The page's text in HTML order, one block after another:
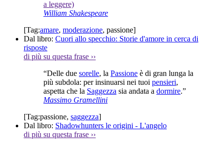
a leggere)
William Shakespeare
[Tag:amare, moderazione, passione]
Dal libro: Cuori allo specchio: Storie d'amore in cerca di
risposte
di più su questa frase ››
“Delle due sorelle, la Passione è di gran lunga la
più subdola: per insinuarsi nei tuoi pensieri,
aspetta che la Saggezza sia andata a dormire.”
Massimo Gramellini
[Tag:passione, saggezza]
Dal libro: Shadowhunters le origini - L'angelo
di più su questa frase ››